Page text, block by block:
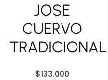
JOSE
CUERVO
TRADICIONAL
$133.000